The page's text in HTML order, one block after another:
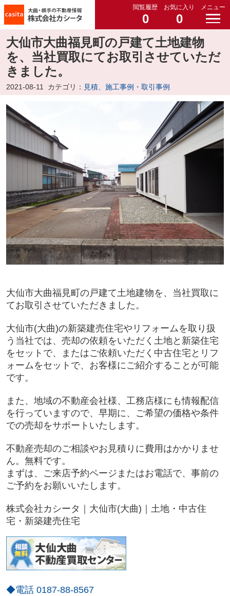
閲覧履歴
0
お気に入り
0
メニュー
大仙市大曲福見町の戸建て土地建物
を、当社買取にてお取引させていただ
きました。
2021-08-11 カテゴリ： 見積、施工事例・取引事例
大仙市大曲福見町の戸建て土地建物を、当社買取に
てお取引させていただきました。
大仙市(大曲)の新築建売住宅やリフォームを取り扱
う当社では、売却の依頼をいただく土地と新築住宅
をセットで、またはご依頼いただく中古住宅とリフ
ォームをセットで、お客様にご紹介することが可能
です。
また、地域の不動産会社様、工務店様にも情報配信
を行っていますので、早期に、ご希望の価格や条件
での売却をサポートいたします。
不動産売却のご相談やお見積りに費用はかかりませ
ん。無料です。
まずは、ご来店予約ページまたはお電話で、事前の
ご予約をお願いいたします。
株式会社カシータ｜大仙市(大曲)｜土地・中古住
宅・新築建売住宅
◆電話 0187-88-8567